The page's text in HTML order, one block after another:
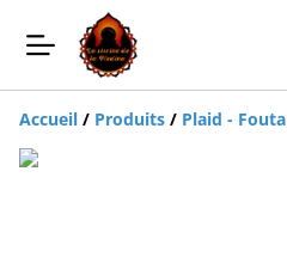
Accueil / Produits / Plaid - Fouta